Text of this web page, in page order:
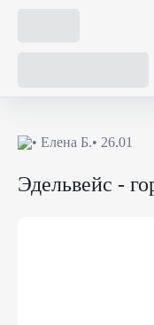
• Елена Б.• 26.01
Эдельвейс -